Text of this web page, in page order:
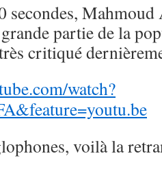
secondes, Mahmoud
partie de la
critiqué
watch?
voilà la